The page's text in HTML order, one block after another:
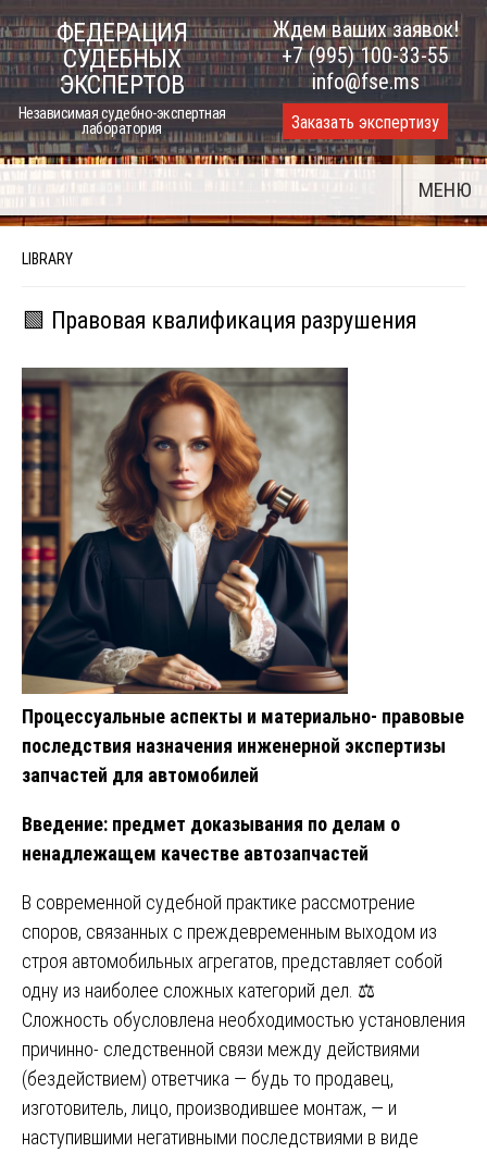
Skip
to
content
ФЕДЕРАЦИЯ
СУДЕБНЫХ
ЭКСПЕРТОВ
Независимая судебно-экспертная
лаборатория
Ждем ваших заявок!
+7 (995) 100-33-55
info@fse.ms
Заказать экспертизу
МЕНЮ
LIBRARY
🟩 Правовая квалификация разрушения
Процессуальные аспекты и материально- правовые
последствия назначения инженерной экспертизы
запчастей для автомобилей
Введение: предмет доказывания по делам о
ненадлежащем качестве автозапчастей
В современной судебной практике рассмотрение
споров, связанных с преждевременным выходом из
строя автомобильных агрегатов, представляет собой
одну из наиболее сложных категорий дел. ⚖️
Сложность обусловлена необходимостью установления
причинно- следственной связи между действиями
(бездействием) ответчика — будь то продавец,
изготовитель, лицо, производившее монтаж, — и
наступившими негативными последствиями в виде